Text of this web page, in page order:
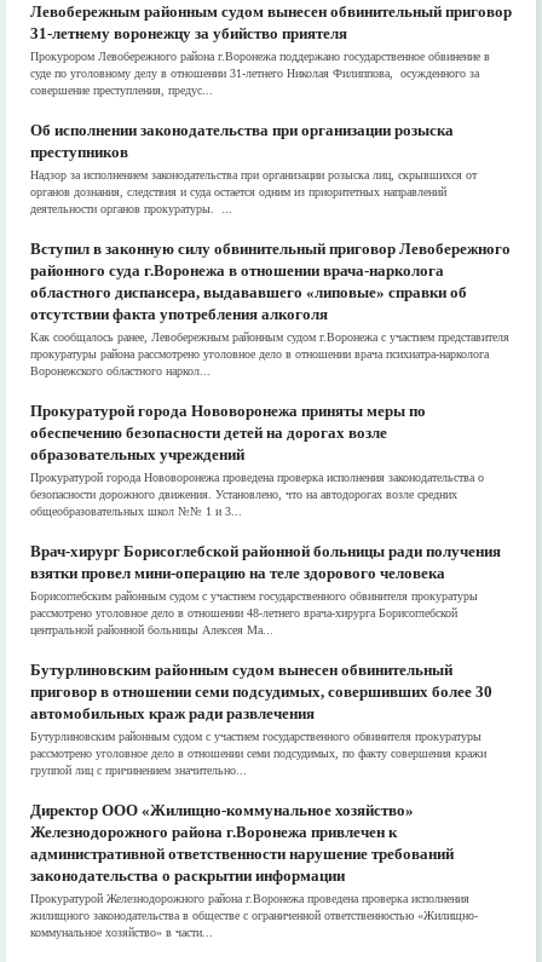
Левобережным районным судом вынесен обвинительный приговор
31-летнему воронежцу за убийство приятеля
Прокурором Левобережного района г.Воронежа поддержано государственное обвинение в
суде по уголовному делу в отношении 31-летнего Николая Филиппова, осужденного за
совершение преступления, предус...
Об исполнении законодательства при организации розыска
преступников
Надзор за исполнением законодательства при организации розыска лиц, скрывшихся от
органов дознания, следствия и суда остается одним из приоритетных направлений
деятельности органов прокуратуры. ...
Вступил в законную силу обвинительный приговор Левобережного
районного суда г.Воронежа в отношении врача-нарколога
областного диспансера, выдававшего «липовые» справки об
отсутствии факта употребления алкоголя
Как сообщалось ранее, Левобережным районным судом г.Воронежа с участием представителя
прокуратуры района рассмотрено уголовное дело в отношении врача психиатра-нарколога
Воронежского областного наркол...
Прокуратурой города Нововоронежа приняты меры по
обеспечению безопасности детей на дорогах возле
образовательных учреждений
Прокуратурой города Нововоронежа проведена проверка исполнения законодательства о
безопасности дорожного движения. Установлено, что на автодорогах возле сред­них
общеобразовательных школ №№ 1 и 3...
Врач-хирург Борисоглебской районной больницы ради получения
взятки провел мини-операцию на теле здорового человека
Борисоглебским районным судом с участием государственного обвинителя прокуратуры
рассмотрено уголовное дело в отношении 48-летнего врача-хирурга Борисоглебской
центральной районной больницы Алексея Ма...
Бутурлиновским районным судом вынесен обвинительный
приговор в отношении семи подсудимых, совершивших более 30
автомобильных краж ради развлечения
Бутурлиновским районным судом с участием государственного обвинителя прокуратуры
рассмотрено уголовное дело в отношении семи подсудимых, по факту совершения кражи
группой лиц с причинением значительно...
Директор ООО «Жилищно-коммунальное хозяйство»
Железнодорожного района г.Воронежа привлечен к
административной ответственности нарушение требований
законодательства о раскрытии информации
Прокуратурой Железнодорожного района г.Воронежа проведена проверка исполнения
жилищного законодательства в обществе с ограниченной ответственностью «Жилищно-
коммунальное хозяйство» в части...